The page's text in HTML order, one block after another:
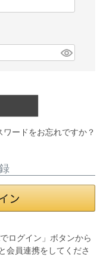
ワードをお忘れですか？
ログイン」ボタンから
会員連携をしてくださ